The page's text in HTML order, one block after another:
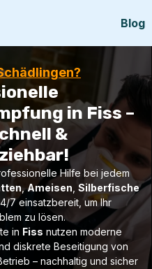
Blog
in Fiss –
&
Hilfe bei jedem
,Ameisen Silberfische
7 einsatzbereit, um Ihr
zu lösen.
in Fiss nutzen moderne
diskrete Beseitigung von
– nachhaltig und sicher